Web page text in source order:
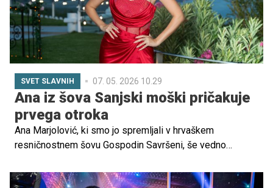
SVET SLAVNIH 07. 05. 2026 10.29
Ana iz šova Sanjski moški pričakuje
prvega otroka
Ana Marjolović, ki smo jo spremljali v hrvaškem
resničnostnem šovu Gospodin Savršeni, še vedno
našla srečnega konca s Petrom, je po koncu snemanja